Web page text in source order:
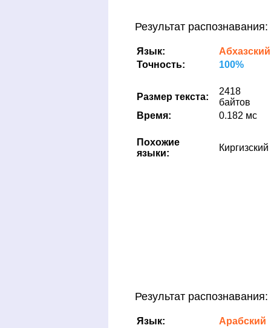
Результат распознавания:
Язык:
Абхазский
Точность:
100%
Размер текста:
2418
байтов
Время:
0.182 мс
Похожие
языки:
Киргизский
Результат распознавания:
Язык:
Арабский